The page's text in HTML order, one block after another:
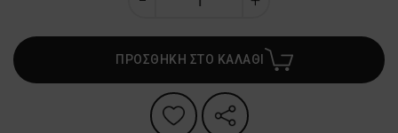
ΠΡΟΣΘΗΚΗ ΣΤΟ ΚΑΛΑΘΙ